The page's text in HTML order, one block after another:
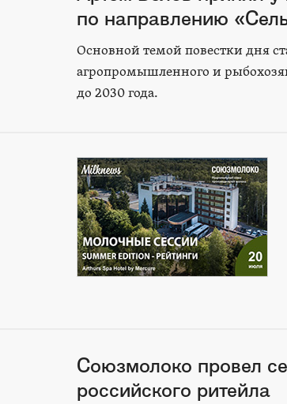
по направлению
Основной темой повестки дня
агропромышленного и
до 2030 года.
Союзмолоко провел
российского ритейла